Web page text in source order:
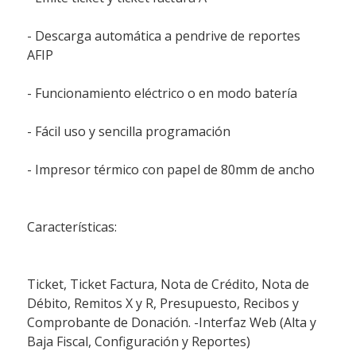
- Descarga automática a pendrive de reportes
AFIP
- Funcionamiento eléctrico o en modo batería
- Fácil uso y sencilla programación
- Impresor térmico con papel de 80mm de ancho
Características:
Ticket, Ticket Factura, Nota de Crédito, Nota de
Débito, Remitos X y R, Presupuesto, Recibos y
Comprobante de Donación. -Interfaz Web (Alta y
Baja Fiscal, Configuración y Reportes)